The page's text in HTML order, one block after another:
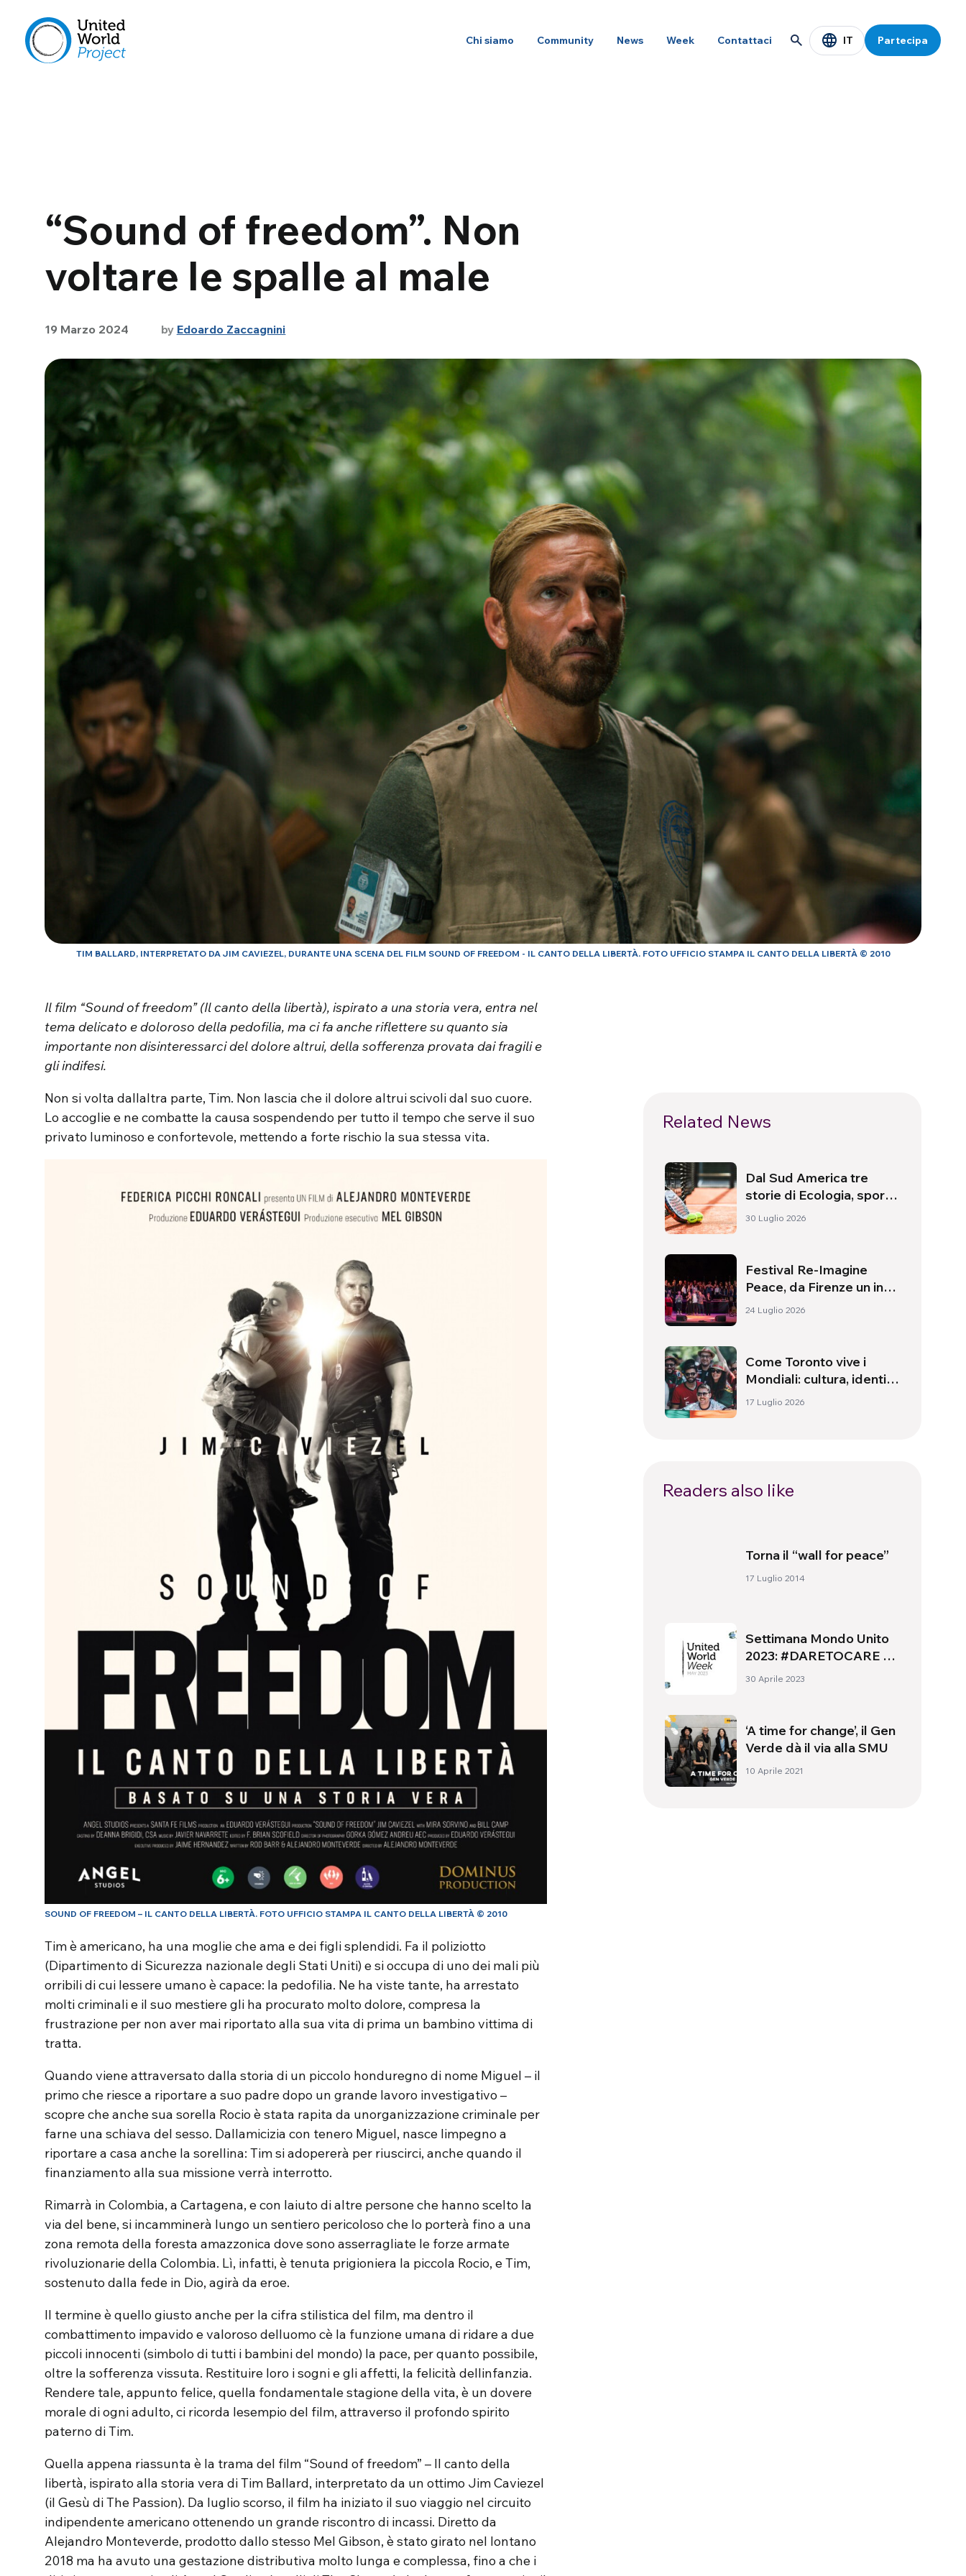
Chi siamo Community News Week Contattaci IT Partecipa
“Sound of freedom”. Non
voltare le spalle al male
19 Marzo 2024 by Edoardo Zaccagnini
TIM BALLARD, INTERPRETATO DA JIM CAVIEZEL, DURANTE UNA SCENA DEL FILM SOUND OF FREEDOM - IL CANTO DELLA LIBERTÀ. FOTO UFFICIO STAMPA IL CANTO DELLA LIBERTÀ © 2010
Il film “Sound of freedom” (Il canto della libertà), ispirato a una storia vera, entra nel
tema delicato e doloroso della pedofilia, ma ci fa anche riflettere su quanto sia
importante non disinteressarci del dolore altrui, della sofferenza provata dai fragili e
gli indifesi.
Non si volta dallaltra parte, Tim. Non lascia che il dolore altrui scivoli dal suo cuore.
Lo accoglie e ne combatte la causa sospendendo per tutto il tempo che serve il suo
privato luminoso e confortevole, mettendo a forte rischio la sua stessa vita.
SOUND OF FREEDOM – IL CANTO DELLA LIBERTÀ. FOTO UFFICIO STAMPA IL CANTO DELLA LIBERTÀ © 2010
Tim è americano, ha una moglie che ama e dei figli splendidi. Fa il poliziotto
(Dipartimento di Sicurezza nazionale degli Stati Uniti) e si occupa di uno dei mali più
orribili di cui lessere umano è capace: la pedofilia. Ne ha viste tante, ha arrestato
molti criminali e il suo mestiere gli ha procurato molto dolore, compresa la
frustrazione per non aver mai riportato alla sua vita di prima un bambino vittima di
tratta.
Quando viene attraversato dalla storia di un piccolo honduregno di nome Miguel – il
primo che riesce a riportare a suo padre dopo un grande lavoro investigativo –
scopre che anche sua sorella Rocio è stata rapita da unorganizzazione criminale per
farne una schiava del sesso. Dallamicizia con tenero Miguel, nasce limpegno a
riportare a casa anche la sorellina: Tim si adopererà per riuscirci, anche quando il
finanziamento alla sua missione verrà interrotto.
Rimarrà in Colombia, a Cartagena, e con laiuto di altre persone che hanno scelto la
via del bene, si incamminerà lungo un sentiero pericoloso che lo porterà fino a una
zona remota della foresta amazzonica dove sono asserragliate le forze armate
rivoluzionarie della Colombia. Lì, infatti, è tenuta prigioniera la piccola Rocio, e Tim,
sostenuto dalla fede in Dio, agirà da eroe.
Il termine è quello giusto anche per la cifra stilistica del film, ma dentro il
combattimento impavido e valoroso delluomo cè la funzione umana di ridare a due
piccoli innocenti (simbolo di tutti i bambini del mondo) la pace, per quanto possibile,
oltre la sofferenza vissuta. Restituire loro i sogni e gli affetti, la felicità dellinfanzia.
Rendere tale, appunto felice, quella fondamentale stagione della vita, è un dovere
morale di ogni adulto, ci ricorda lesempio del film, attraverso il profondo spirito
paterno di Tim.
Quella appena riassunta è la trama del film “Sound of freedom” – Il canto della
libertà, ispirato alla storia vera di Tim Ballard, interpretato da un ottimo Jim Caviezel
(il Gesù di The Passion). Da luglio scorso, il film ha iniziato il suo viaggio nel circuito
indipendente americano ottenendo un grande riscontro di incassi. Diretto da
Alejandro Monteverde, prodotto dallo stesso Mel Gibson, è stato girato nel lontano
2018 ma ha avuto una gestazione distributiva molto lunga e complessa, fino a che i
Related News
Dal Sud America tre
storie di Ecologia, sport
e salute
30 Luglio 2026
Festival Re-Imagine
Peace, da Firenze un inno
alla pace
24 Luglio 2026
Come Toronto vive i
Mondiali: cultura, identità
e politica oltre il campo
17 Luglio 2026
Readers also like
Torna il “wall for peace”
17 Luglio 2014
Settimana Mondo Unito
2023: #DARETOCARE –
Osare prendersi cura,
30 Aprile 2023
‘A time for change’, il Gen
Verde dà il via alla SMU
10 Aprile 2021